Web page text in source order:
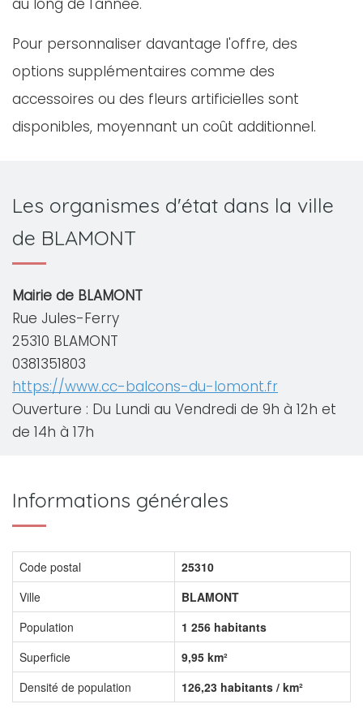
au long de l'année.
Pour personnaliser davantage l'offre, des
options supplémentaires comme des
accessoires ou des fleurs artificielles sont
disponibles, moyennant un coût additionnel.
Les organismes d'état dans la ville
de BLAMONT
Mairie de BLAMONT
Rue Jules-Ferry
25310 BLAMONT
0381351803
https://www.cc-balcons-du-lomont.fr
Ouverture : Du Lundi au Vendredi de 9h à 12h et
de 14h à 17h
Informations générales
Code postal
25310
Ville
BLAMONT
Population
1 256 habitants
Superficie
9,95 km²
Densité de population
126,23 habitants / km²